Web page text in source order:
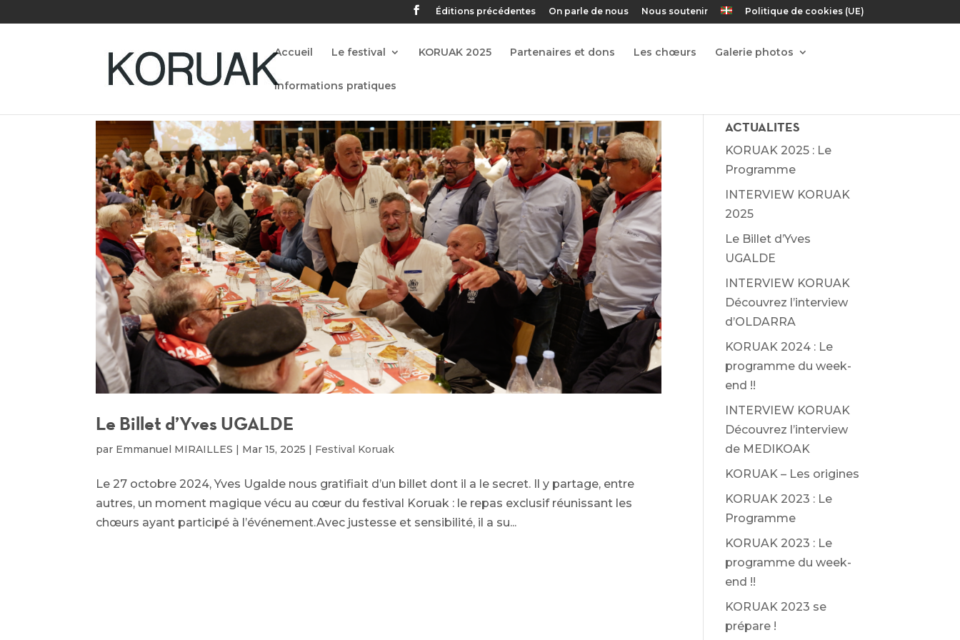
Éditions précédentes On parle de nous Nous soutenir Politique de cookies (UE)
Accueil Le festival KORUAK 2025 Partenaires et dons Les chœurs Galerie photos
Informations pratiques
Le Billet d’Yves UGALDE
par Emmanuel MIRAILLES | Mar 15, 2025 | Festival Koruak
Le 27 octobre 2024, Yves Ugalde nous gratifiait d’un billet dont il a le secret. Il y partage, entre
autres, un moment magique vécu au cœur du festival Koruak : le repas exclusif réunissant les
chœurs ayant participé à l’événement.Avec justesse et sensibilité, il a su...
ACTUALITES
KORUAK 2025 : Le
Programme
INTERVIEW KORUAK
2025
Le Billet d’Yves
UGALDE
INTERVIEW KORUAK
Découvrez l’interview
d’OLDARRA
KORUAK 2024 : Le
programme du week-
end !!
INTERVIEW KORUAK
Découvrez l’interview
de MEDIKOAK
KORUAK – Les origines
KORUAK 2023 : Le
Programme
KORUAK 2023 : Le
programme du week-
end !!
KORUAK 2023 se
prépare !